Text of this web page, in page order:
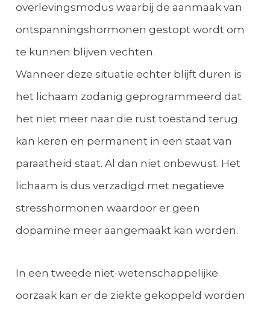
overlevingsmodus waarbij de aanmaak van
ontspanningshormonen gestopt wordt om
te kunnen blijven vechten.
Wanneer deze situatie echter blijft duren is
het lichaam zodanig geprogrammeerd dat
het niet meer naar die rust toestand terug
kan keren en permanent in een staat van
paraatheid staat. Al dan niet onbewust. Het
lichaam is dus verzadigd met negatieve
stresshormonen waardoor er geen
dopamine meer aangemaakt kan worden.
In een tweede niet-wetenschappelijke
oorzaak kan er de ziekte gekoppeld worden